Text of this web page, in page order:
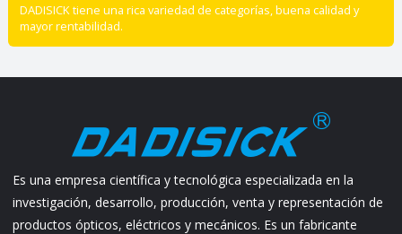
DADISICK tiene una rica variedad de categorías, buena calidad y
mayor rentabilidad.
Es una empresa científica y tecnológica especializada en la
investigación, desarrollo, producción, venta y representación de
productos ópticos, eléctricos y mecánicos. Es un fabricante